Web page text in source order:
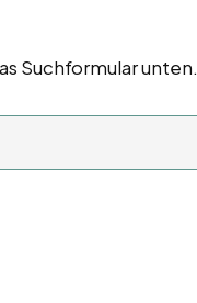
Suchformular unten.